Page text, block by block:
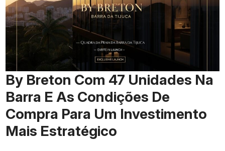
By Breton Com 47 Unidades Na
Barra E As Condições De
Compra Para Um Investimento
Mais Estratégico